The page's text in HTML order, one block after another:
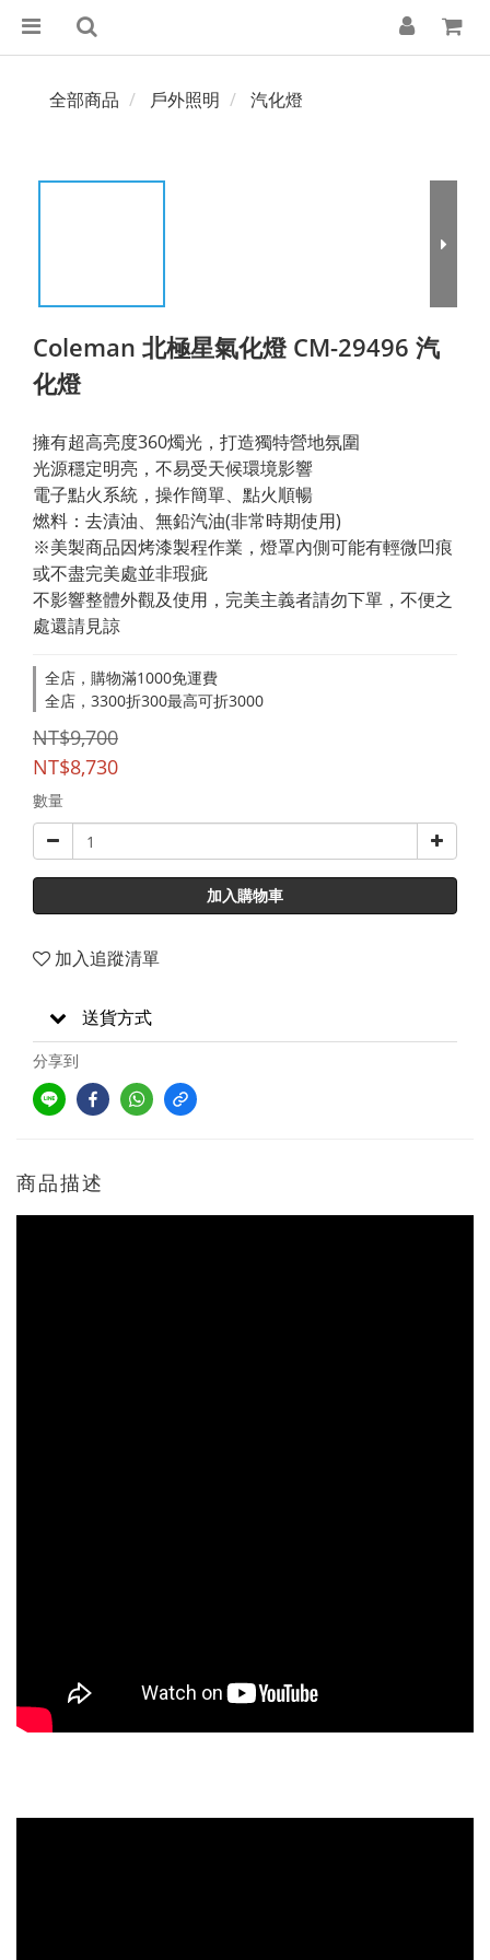
全部商品 戶外照明 汽化燈
Coleman 北極星氣化燈 CM-29496 汽
化燈
擁有超高亮度360燭光，打造獨特營地氛圍
光源穩定明亮，不易受天候環境影響
電子點火系統，操作簡單、點火順暢
燃料：去漬油、無鉛汽油(非常時期使用)
※美製商品因烤漆製程作業，燈罩內側可能有輕微凹痕
或不盡完美處並非瑕疵
不影響整體外觀及使用，完美主義者請勿下單，不便之
處還請見諒
全店，購物滿1000免運費
全店，3300折300最高可折3000
NT$9,700
NT$8,730
數量
加入購物車
加入追蹤清單
送貨方式
分享到
商品描述